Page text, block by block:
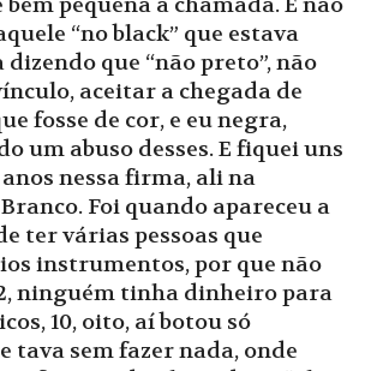
“no black” que estava
que “não preto”, não
aceitar a chegada de
fosse de cor, e eu negra,
um abuso desses. E fiquei uns
nessa firma, ali na
Foi quando apareceu a
ter várias pessoas que
instrumentos, por que não
ninguém tinha dinheiro para
10, oito, aí botou só
tava sem fazer nada, onde